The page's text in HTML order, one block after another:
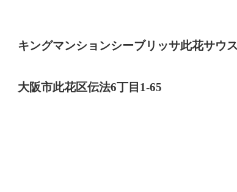
キングマンションシーブリッサ此花サウ
大阪市此花区伝法6丁目1-65